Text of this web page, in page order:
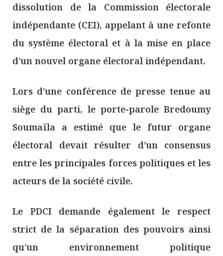
dissolution de la Commission électorale
indépendante (CEI), appelant à une refonte
du système électoral et à la mise en place
d’un nouvel organe électoral indépendant.
Lors d’une conférence de presse tenue au
siège du parti, le porte-parole Bredoumy
Soumaïla a estimé que le futur organe
électoral devait résulter d’un consensus
entre les principales forces politiques et les
acteurs de la société civile.
Le PDCI demande également le respect
strict de la séparation des pouvoirs ainsi
qu’un environnement politique